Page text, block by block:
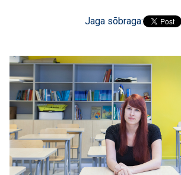
Jaga sõbraga: